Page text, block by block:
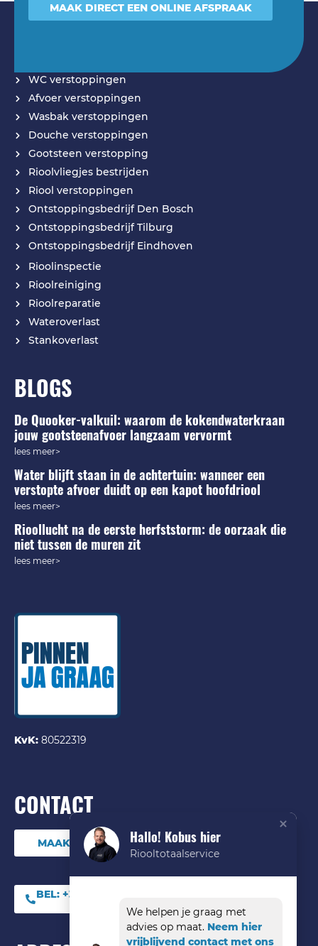
MAAK DIRECT EEN ONLINE AFSPRAAK
WC verstoppingen
Afvoer verstoppingen
Wasbak verstoppingen
Douche verstoppingen
Gootsteen verstopping
Rioolvliegjes bestrijden
Riool verstoppingen
Ontstoppingsbedrijf Den Bosch
Ontstoppingsbedrijf Tilburg
Ontstoppingsbedrijf Eindhoven
Rioolinspectie
Rioolreiniging
Rioolreparatie
Wateroverlast
Stankoverlast
BLOGS
De Quooker-valkuil: waarom de kokendwaterkraan
jouw gootsteenafvoer langzaam vervormt
lees meer>
Water blijft staan in de achtertuin: wanneer een
verstopte afvoer duidt op een kapot hoofdriool
lees meer>
Rioollucht na de eerste herfststorm: de oorzaak die
niet tussen de muren zit
lees meer>
KvK: 80522319
CONTACT
MAAK DIRECT EEN ONLINE AFSPRAAK
BEL: +31 (0) 85 06 09
Hallo! Kobus hier
Riooltotaalservice
We helpen je graag met
advies op maat. Neem hier
vrijblijvend contact met ons